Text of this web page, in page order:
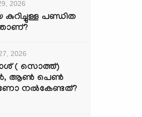
2026
കുറിച്ചുള്ള പണ്ഡിത
2026
( സൊത്ത്)
ആണ്‍ പെണ്‍
നല്‍കേണ്ടത്?